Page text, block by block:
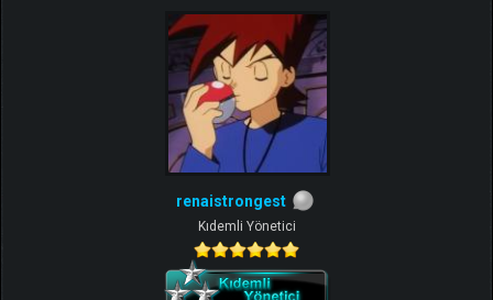
renaistrongest
Kıdemli Yönetici